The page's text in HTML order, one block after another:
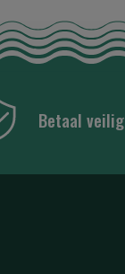
Betaal veilig